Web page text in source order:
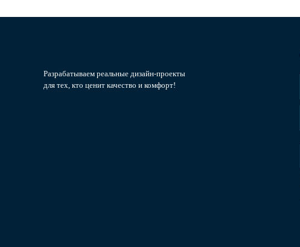
Разрабатываем реальные дизайн-проекты
для тех, кто ценит качество и комфорт!